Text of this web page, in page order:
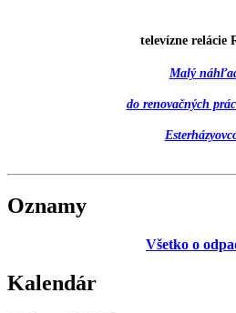
televízne relácie
Malý
do renovačných
Oznamy
Všetko o
Kalendár